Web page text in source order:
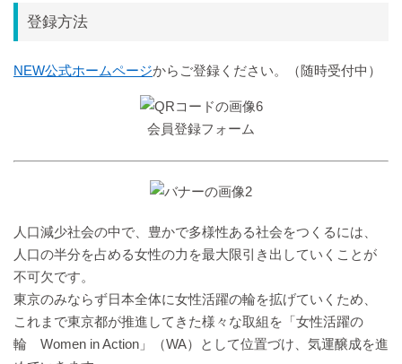
登録方法
NEW公式ホームページからご登録ください。（随時受付中）
会員登録フォーム
人口減少社会の中で、豊かで多様性ある社会をつくるには、
人口の半分を占める女性の力を最大限引き出していくことが
不可欠です。
東京のみならず日本全体に女性活躍の輪を拡げていくため、
これまで東京都が推進してきた様々な取組を「女性活躍の
輪 Women in Action」（WA）として位置づけ、気運醸成を進